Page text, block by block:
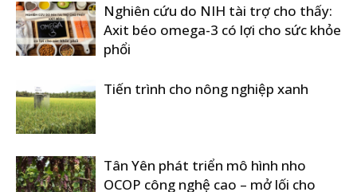
Nghiên cứu do NIH tài trợ cho thấy:
Axit béo omega-3 có lợi cho sức khỏe
phổi
Tiến trình cho nông nghiệp xanh
Tân Yên phát triển mô hình nho
OCOP công nghệ cao – mở lối cho